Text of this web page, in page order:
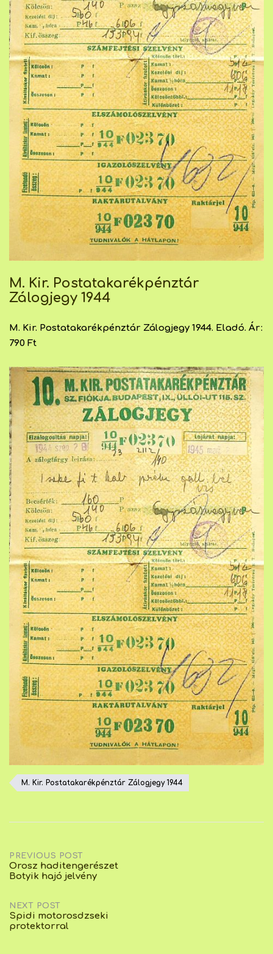
M. Kir. Postatakarékpénztár
Zálogjegy 1944
M. Kir. Postatakarékpénztár Zálogjegy 1944. Eladó. Ár:
790 Ft
M. Kir. Postatakarékpénztár Zálogjegy 1944
Post
navigation
PREVIOUS POST
Orosz haditengerészet
Botyik hajó jelvény
NEXT POST
Spidi motorosdzseki
protektorral